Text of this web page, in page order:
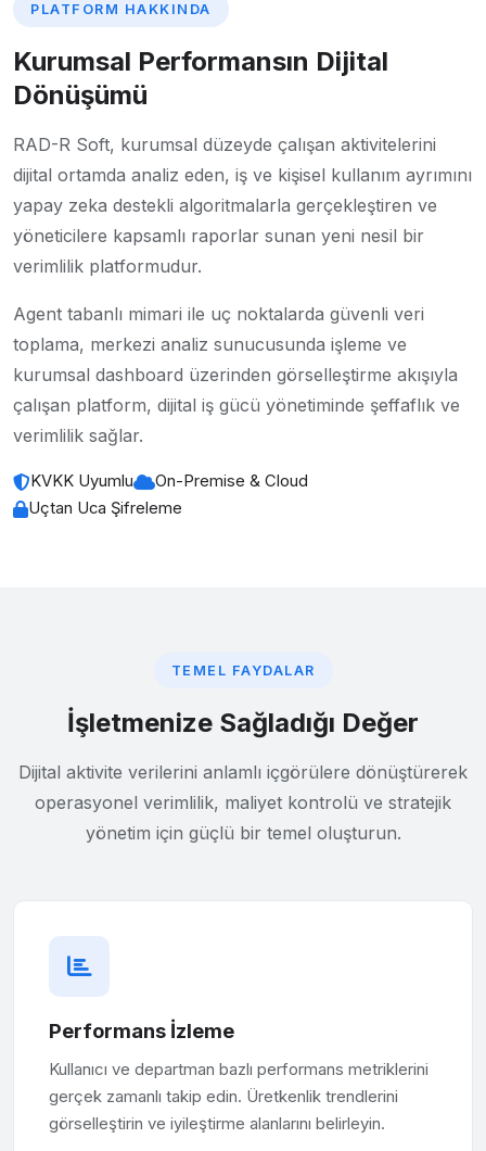
PLATFORM HAKKINDA
Kurumsal Performansın Dijital
Dönüşümü
RAD-R Soft, kurumsal düzeyde çalışan aktivitelerini
dijital ortamda analiz eden, iş ve kişisel kullanım ayrımını
yapay zeka destekli algoritmalarla gerçekleştiren ve
yöneticilere kapsamlı raporlar sunan yeni nesil bir
verimlilik platformudur.
Agent tabanlı mimari ile uç noktalarda güvenli veri
toplama, merkezi analiz sunucusunda işleme ve
kurumsal dashboard üzerinden görselleştirme akışıyla
çalışan platform, dijital iş gücü yönetiminde şeffaflık ve
verimlilik sağlar.
KVKK Uyumlu
On-Premise & Cloud
Uçtan Uca Şifreleme
TEMEL FAYDALAR
İşletmenize Sağladığı Değer
Dijital aktivite verilerini anlamlı içgörülere dönüştürerek
operasyonel verimlilik, maliyet kontrolü ve stratejik
yönetim için güçlü bir temel oluşturun.
Performans İzleme
Kullanıcı ve departman bazlı performans metriklerini
gerçek zamanlı takip edin. Üretkenlik trendlerini
görselleştirin ve iyileştirme alanlarını belirleyin.